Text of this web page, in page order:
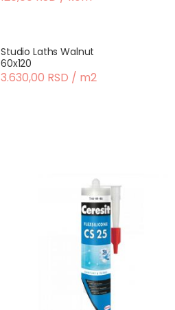
Studio Laths Walnut
60x120
3.630,00 RSD / m2